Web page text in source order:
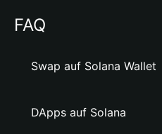
FAQ
Swap auf Solana Wallet
DApps auf Solana